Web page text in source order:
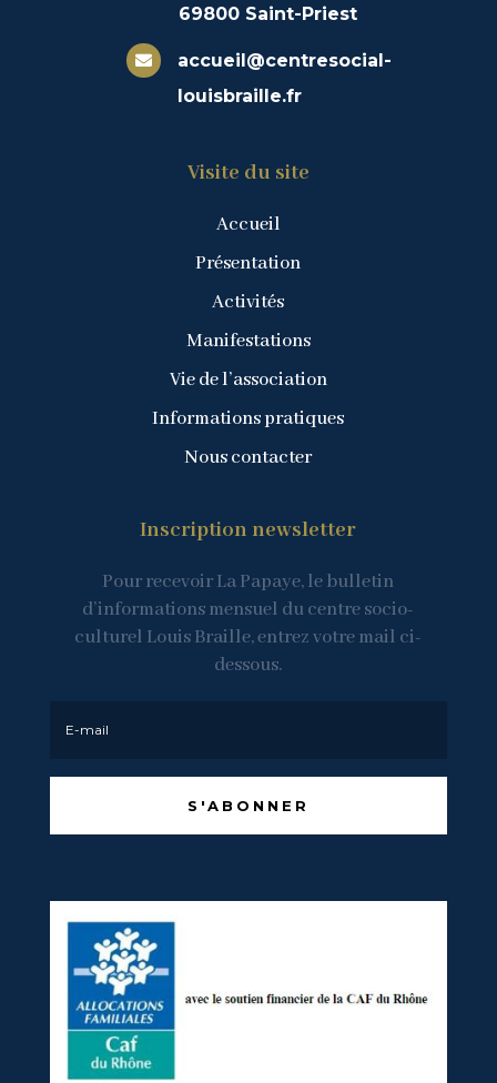
69800 Saint-Priest

accueil@centresocial-
louisbraille.fr
Visite du site
Accueil
Présentation
Activités
Manifestations
Vie de l’association
Informations pratiques
Nous contacter
Inscription newsletter
Pour recevoir La Papaye, le bulletin
d’informations mensuel du centre socio-
culturel Louis Braille, entrez votre mail ci-
dessous.
S'ABONNER